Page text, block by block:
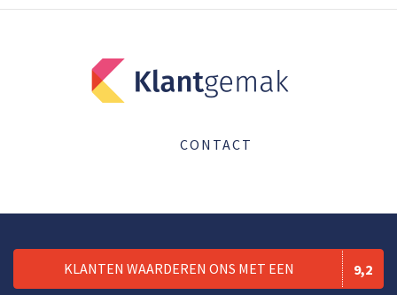
CONTACT
KLANTEN WAARDEREN ONS MET EEN 9,2